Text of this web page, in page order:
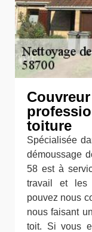
toiture
Spécialisée
démoussage
58 est à
travail et les
pouvez nous
nous faisant
toit. Si vous